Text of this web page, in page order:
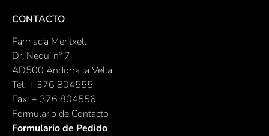
CONTACTO
Farmacia Meritxell
Dr. Nequi nº 7
AD500 Andorra la Vella
Tel: + 376 804555
Fax: + 376 804556
Formulario de Contacto
Formulario de Pedido